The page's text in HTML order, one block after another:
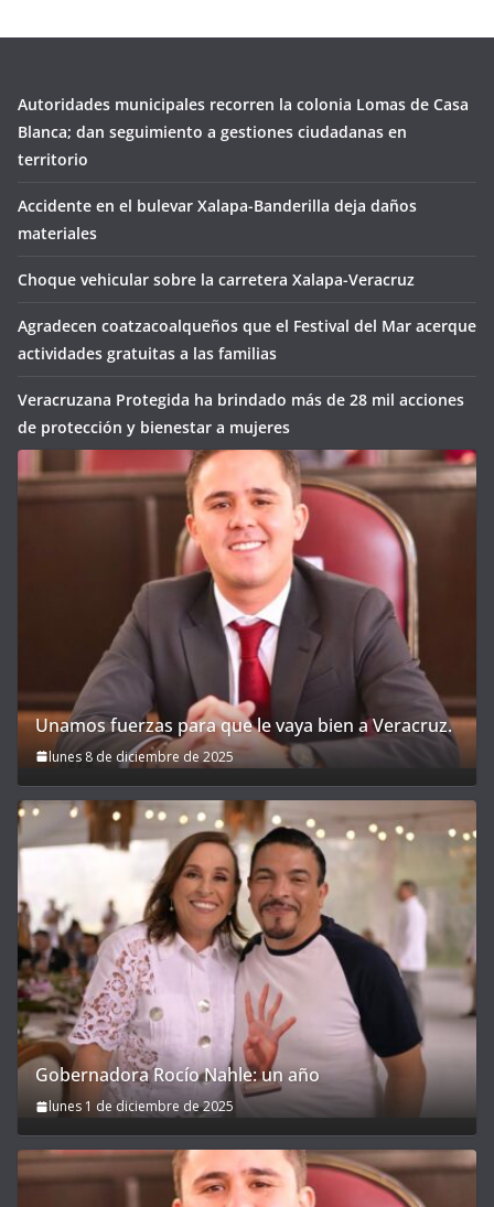
Autoridades municipales recorren la colonia Lomas de Casa
Blanca; dan seguimiento a gestiones ciudadanas en
territorio
Accidente en el bulevar Xalapa-Banderilla deja daños
materiales
Choque vehicular sobre la carretera Xalapa-Veracruz
Agradecen coatzacoalqueños que el Festival del Mar acerque
actividades gratuitas a las familias
Veracruzana Protegida ha brindado más de 28 mil acciones
de protección y bienestar a mujeres
Unamos fuerzas para que le vaya bien a Veracruz.
lunes 8 de diciembre de 2025
Gobernadora Rocío Nahle: un año
lunes 1 de diciembre de 2025